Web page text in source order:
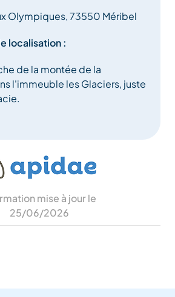
Olympiques, 73550 Méribel
localisation :
de la montée de la
l'immeuble les Glaciers, juste
mise à jour le
25/06/2026